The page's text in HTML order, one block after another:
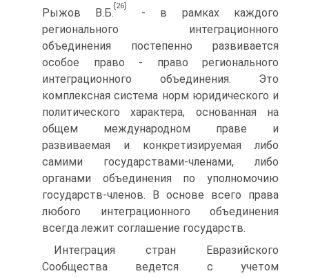
Рыжов В.Б.
[26]
- в рамках каждого
регионального интеграционного
объединения постепенно развивается
особое право - право регионального
интеграционного объединения. Это
комплексная система норм юридического и
политического характера, основанная на
общем международном праве и
развиваемая и конкретизируемая либо
самими государствами-членами, либо
органами объединения по уполномочию
государств-членов. В основе всего права
любого интеграционного объединения
всегда лежит соглашение государств.
Интеграция стран Евразийского
Сообщества ведется с учетом